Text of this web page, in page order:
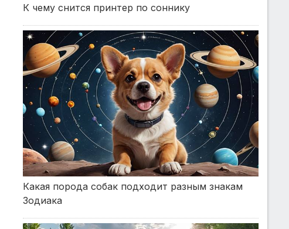
К чему снится принтер по соннику
Какая порода собак подходит разным знакам
Зодиака